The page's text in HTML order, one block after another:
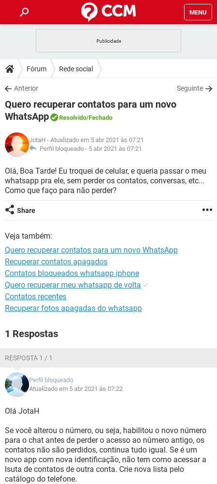
MENU
CELULAR
OUTLOOK
INSTAGRAM GMAIL
GUIA DE COMPRAS
DICAS
JOGOS
OUTLOOK
GUIA DE COMPRAS
DOWNLOADS
JOGOS WHATSAPP
CELULAR
OUTLOOK EXCEL
INSTAGRAM
GUIA DE COMPRAS
FÓRUM
CELULAR FACEBOOK
INSTAGRAM GMAIL
GUIA DE COMPRAS
GLOSSÁRIO
JOGOS
CELULAR FACEBOOK
OUTLOOK EXCEL
INSTAGRAM
Fórum Rede social
Anterior Seguinte
Quero recuperar contatos para um novo
WhatsApp
Resolvido/Fechado
JotaH - Atualizado em 5 abr 2021 às 07:21
Perfil bloqueado - 5 abr 2021 às 07:21
Olá, Boa Tarde! Eu troquei de celular, e queria passar o meu
whatsapp pra ele, sem perder os contatos, conversas, etc...
Como que faço para não perder?
Share
Veja também:
Quero recuperar contatos para um novo WhatsApp
Recuperar contatos apagados
Contatos bloqueados whatsapp iphone
Quero recuperar meu whatsapp de volta ✓
Contatos recentes
Recuperar fotos apagadas do whatsapp
1 Respostas
RESPOSTA 1 / 1
Perfil bloqueado
Atualizado em 5 abr 2021 às 07:22
Olá JotaH
Se você alterou o número, ou seja, habilitou o novo número
para o chat antes de perder o acesso ao número antigo, os
contatos não são perdidos, continua tudo igual. Se é um
novo app com nova identificação, não tem como acessar a
lsuta de contatos de outra conta. Crie nova lista pelo
catálogo do telefone.